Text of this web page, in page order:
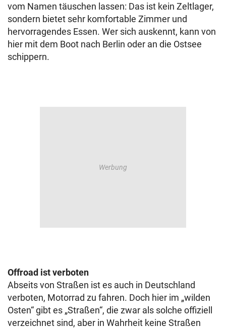
vom Namen täuschen lassen: Das ist kein Zeltlager,
sondern bietet sehr komfortable Zimmer und
hervorragendes Essen. Wer sich auskennt, kann von
hier mit dem Boot nach Berlin oder an die Ostsee
schippern.
Offroad ist verboten
Abseits von Straßen ist es auch in Deutschland
verboten, Motorrad zu fahren. Doch hier im „wilden
Osten“ gibt es „Straßen“, die zwar als solche offiziell
verzeichnet sind, aber in Wahrheit keine Straßen